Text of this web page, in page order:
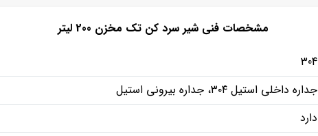
مشخصات فنی شیر سرد کن تک مخزن 200 لیتر
304
جداره داخلی استیل ۳۰۴، جداره بیرونی استیل
دارد